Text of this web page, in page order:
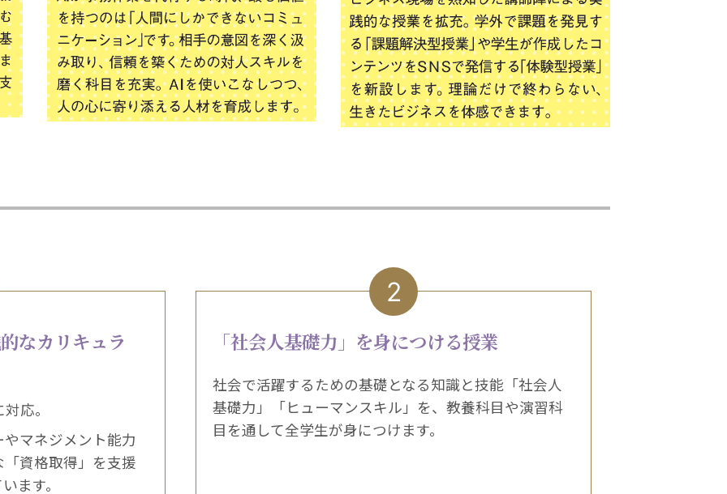
なカリキュラ
応。
マネジメント能力
資格取得」を支援
ます。
2
「社会人基礎力」を身につける授業
社会で活躍するための基礎となる知識と技能「社会人
基礎力」「ヒューマンスキル」を、教養科目や演習科
目を通して全学生が身につけます。